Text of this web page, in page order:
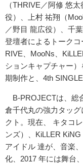
（THRIVE／阿修 悠
役）、上村 祐翔（
／野目 龍広役）、千
登壇者によるトーク
RIVE、MooNs、
ションキャプチャー
期制作と、4th
B-PROJECTは、総
倉千代丸の強力タッ
クト。現在、 キタコ
ンズ）、KiLLER
アイドル 達が、音楽
化、2017 年には舞台